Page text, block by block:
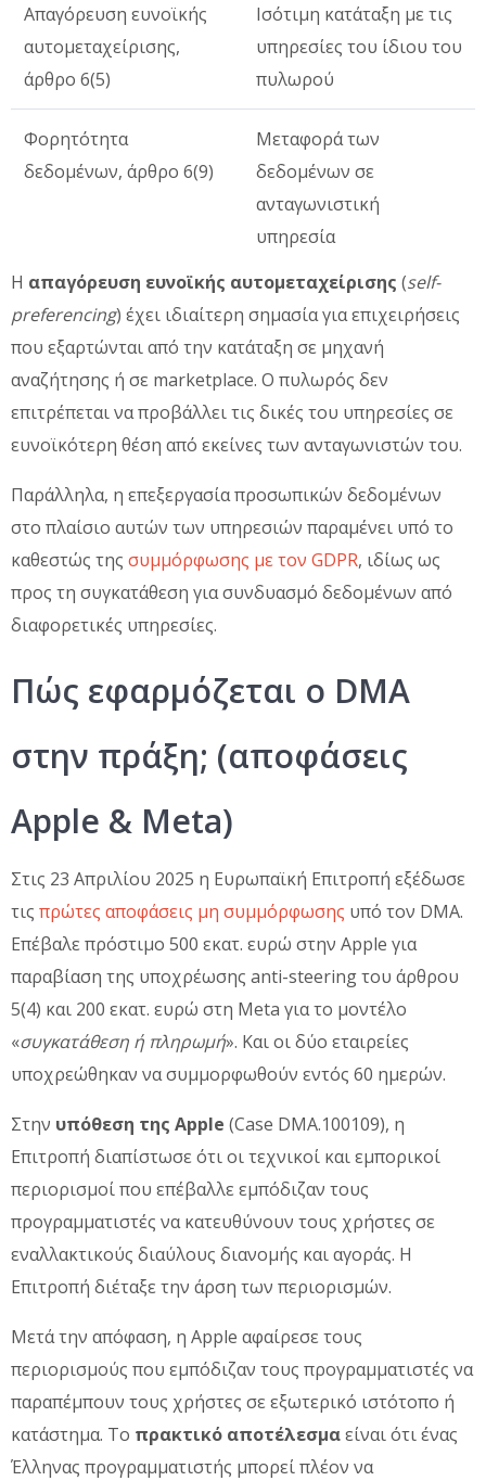
Απαγόρευση ευνοϊκής
αυτομεταχείρισης,
άρθρο 6(5)
Ισότιμη κατάταξη με τις
υπηρεσίες του ίδιου του
πυλωρού
Φορητότητα
δεδομένων, άρθρο 6(9)
Μεταφορά των
δεδομένων σε
ανταγωνιστική
υπηρεσία
Η απαγόρευση ευνοϊκής αυτομεταχείρισης (self-
preferencing) έχει ιδιαίτερη σημασία για επιχειρήσεις
που εξαρτώνται από την κατάταξη σε μηχανή
αναζήτησης ή σε marketplace. Ο πυλωρός δεν
επιτρέπεται να προβάλλει τις δικές του υπηρεσίες σε
ευνοϊκότερη θέση από εκείνες των ανταγωνιστών του.
Παράλληλα, η επεξεργασία προσωπικών δεδομένων
στο πλαίσιο αυτών των υπηρεσιών παραμένει υπό το
καθεστώς της συμμόρφωσης με τον GDPR, ιδίως ως
προς τη συγκατάθεση για συνδυασμό δεδομένων από
διαφορετικές υπηρεσίες.
Πώς εφαρμόζεται ο DMA
στην πράξη; (αποφάσεις
Apple & Meta)
Στις 23 Απριλίου 2025 η Ευρωπαϊκή Επιτροπή εξέδωσε
τις πρώτες αποφάσεις μη συμμόρφωσης υπό τον DMA.
Επέβαλε πρόστιμο 500 εκατ. ευρώ στην Apple για
παραβίαση της υποχρέωσης anti-steering του άρθρου
5(4) και 200 εκατ. ευρώ στη Meta για το μοντέλο
«συγκατάθεση ή πληρωμή». Και οι δύο εταιρείες
υποχρεώθηκαν να συμμορφωθούν εντός 60 ημερών.
Στην υπόθεση της Apple (Case DMA.100109), η
Επιτροπή διαπίστωσε ότι οι τεχνικοί και εμπορικοί
περιορισμοί που επέβαλλε εμπόδιζαν τους
προγραμματιστές να κατευθύνουν τους χρήστες σε
εναλλακτικούς διαύλους διανομής και αγοράς. Η
Επιτροπή διέταξε την άρση των περιορισμών.
Μετά την απόφαση, η Apple αφαίρεσε τους
περιορισμούς που εμπόδιζαν τους προγραμματιστές να
παραπέμπουν τους χρήστες σε εξωτερικό ιστότοπο ή
κατάστημα. Το πρακτικό αποτέλεσμαείναι ότι ένας
Έλληνας προγραμματιστής μπορεί πλέον να